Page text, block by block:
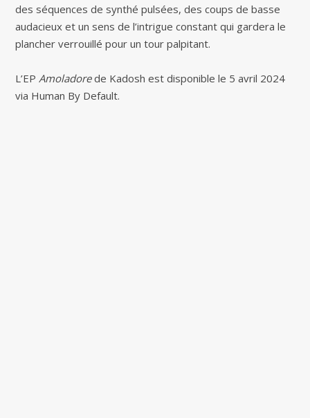
des séquences de synthé pulsées, des coups de basse
audacieux et un sens de l’intrigue constant qui gardera le
plancher verrouillé pour un tour palpitant.
L’EPAmoladorede Kadosh est disponible le 5 avril 2024
via Human By Default.